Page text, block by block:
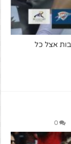
אצל כל
0